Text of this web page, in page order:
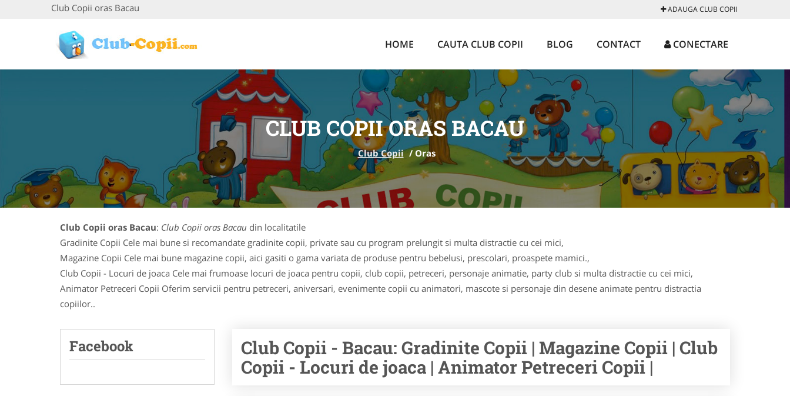
Club Copii oras Bacau ADAUGA CLUB COPII
HOME CAUTA CLUB COPII BLOG CONTACT CONECTARE
CLUB COPII ORAS BACAU
Club Copii / Oras
Club Copii oras Bacau: Club Copii oras Bacau din localitatile
Gradinite Copii Cele mai bune si recomandate gradinite copii, private sau cu program prelungit si multa distractie cu cei mici,
Magazine Copii Cele mai bune magazine copii, aici gasiti o gama variata de produse pentru bebelusi, prescolari, proaspete mamici.,
Club Copii - Locuri de joaca Cele mai frumoase locuri de joaca pentru copii, club copii, petreceri, personaje animatie, party club si multa distractie cu cei mici,
Animator Petreceri Copii Oferim servicii pentru petreceri, aniversari, evenimente copii cu animatori, mascote si personaje din desene animate pentru distractia
copiilor..
Facebook
Club Copii - Bacau: Gradinite Copii | Magazine Copii | Club
Copii - Locuri de joaca | Animator Petreceri Copii |